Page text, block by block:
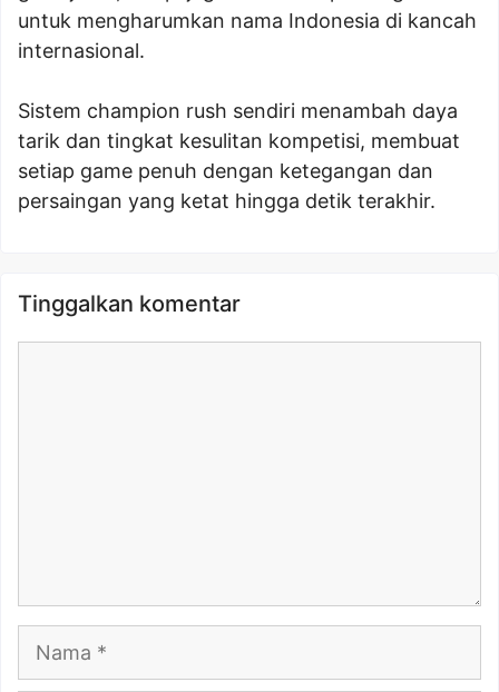
untuk mengharumkan nama Indonesia di kancah
internasional.
Sistem champion rush sendiri menambah daya
tarik dan tingkat kesulitan kompetisi, membuat
setiap game penuh dengan ketegangan dan
persaingan yang ketat hingga detik terakhir.
Tinggalkan komentar
Nama